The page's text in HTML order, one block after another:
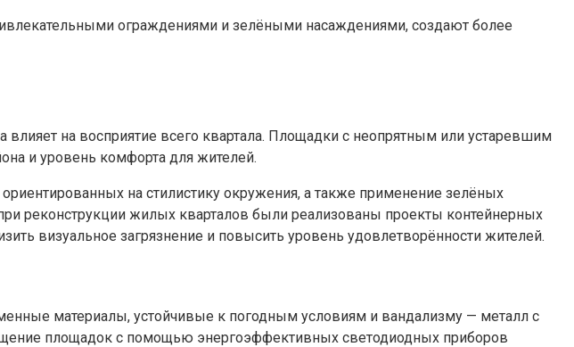
ограждениями и зелёными насаждениями, создают более
на восприятие всего квартала. Площадки с неопрятным или устаревшим
и уровень комфорта для жителей.
на стилистику окружения, а также применение зелёных
реконструкции жилых кварталов были реализованы проекты контейнерных
визуальное загрязнение и повысить уровень удовлетворённости жителей.
материалы, устойчивые к погодным условиям и вандализму — металл с
площадок с помощью энергоэффективных светодиодных приборов